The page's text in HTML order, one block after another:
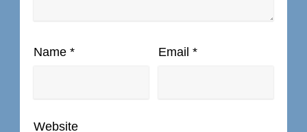
Name * Email *
Website